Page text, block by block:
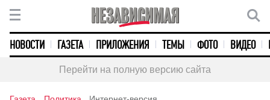
НОВОСТИ ГАЗЕТА ПРИЛОЖЕНИЯ ТЕМЫ ФОТО ВИДЕО
Перейти на полную версию сайта